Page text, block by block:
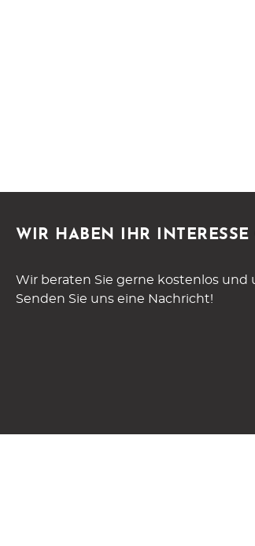
WIR HABEN IHR INTERESSE
Wir beraten Sie gerne kostenlos und
Senden Sie uns eine Nachricht!